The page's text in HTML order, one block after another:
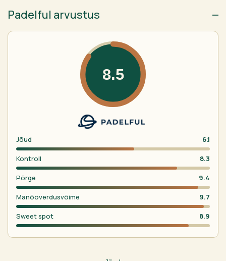
Padelful arvustus
8.5
Jõud 6.1
Kontroll 8.3
Põrge 9.4
Manööverdusvõime 9.7
Sweet spot 8.9